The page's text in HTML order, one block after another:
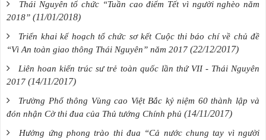
Thái Nguyên tổ chức “Tuần cao điểm Tết vì người nghèo năm
2018” (11/01/2018)
Triển khai kế hoạch tổ chức sơ kết Cuộc thi báo chí về chủ đề
“Vì An toàn giao thông Thái Nguyên” năm 2017 (22/12/2017)
Liên hoan kiến trúc sư trẻ toàn quốc lần thứ VII - Thái Nguyên
2017 (14/11/2017)
Trường Phổ thông Vùng cao Việt Bắc kỷ niệm 60 thành lập và
đón nhận Cờ thi đua của Thủ tướng Chính phủ (14/11/2017)
Hưởng ứng phong trào thi đua “Cả nước chung tay vì người